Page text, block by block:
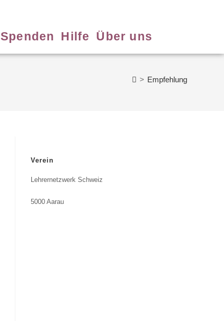
Spenden Hilfe Über uns
> Empfehlung
Verein
Lehrernetzwerk Schweiz
5000 Aarau